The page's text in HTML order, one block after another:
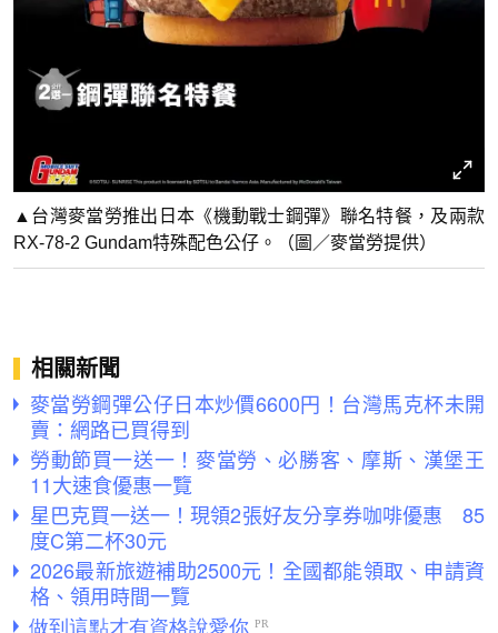
▲台灣麥當勞推出日本《機動戰士鋼彈》聯名特餐，及兩款
RX-78-2 Gundam特殊配色公仔。（圖／麥當勞提供）
相關新聞
麥當勞鋼彈公仔日本炒價6600円！台灣馬克杯未開
賣：網路已買得到
勞動節買一送一！麥當勞、必勝客、摩斯、漢堡王
11大速食優惠一覽
星巴克買一送一！現領2張好友分享券咖啡優惠 85
度C第二杯30元
2026最新旅遊補助2500元！全國都能領取、申請資
格、領用時間一覽